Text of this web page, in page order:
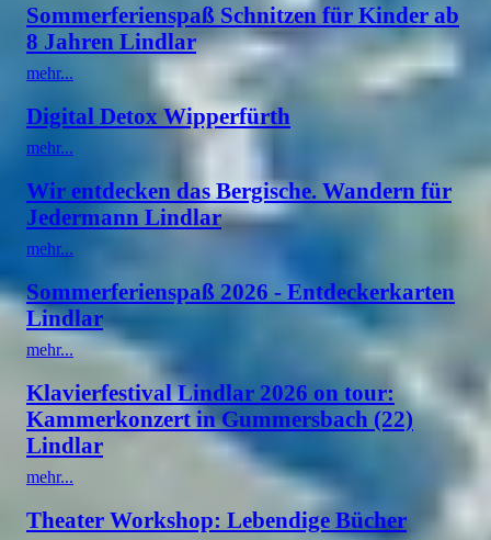
Sommerferienspaß Schnitzen für Kinder ab
8 Jahren Lindlar
mehr...
Digital Detox Wipperfürth
mehr...
Wir entdecken das Bergische. Wandern für
Jedermann Lindlar
mehr...
Sommerferienspaß 2026 - Entdeckerkarten
Lindlar
mehr...
Klavierfestival Lindlar 2026 on tour:
Kammerkonzert in Gummersbach (22)
Lindlar
mehr...
Theater Workshop: Lebendige Bücher